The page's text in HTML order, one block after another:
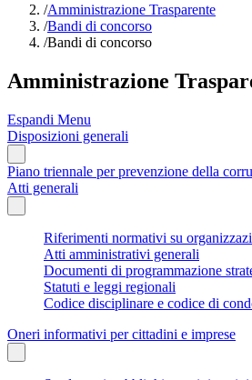
/Amministrazione Trasparente
/Bandi di concorso
/Bandi di concorso
Amministrazione
Espandi Menu
Disposizioni generali
Piano triennale per prevenzione della
Atti generali
Riferimenti normativi su
Atti amministrativi generali
Documenti di programmazione
Statuti e leggi regionali
Codice disciplinare e codice di
Oneri informativi per cittadini e imprese